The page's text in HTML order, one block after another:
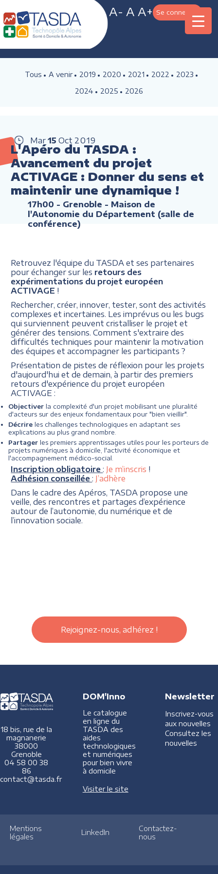
A- A A+ Se connecter
Tous A venir 2019 2020 2021 2022
2023
2024
2025 2026
Mar 15 Oct 2019
L'Apéro du TASDA :
Avancement du projet
ACTIVAGE : Donner du sens et
maintenir une dynamique !
17h00 - Grenoble - Maison de
l'Autonomie du Département (salle de
conférence)
Retrouvez l'équipe du TASDA et ses partenaires
pour échanger sur les retours des
expérimentations du projet européen
ACTIVAGE !
Rechercher, créer, innover, tester, sont des activités
complexes et incertaines. Les imprévus ou les bugs
qui surviennent peuvent cristalliser le projet et
générer des tensions. Comment s'extraire des
difficultés techniques pour maintenir la motivation
des équipes et accompagner les participants ?
Présentation de pistes de réflexion pour les projets
d'aujourd'hui et de demain, à partir des premiers
retours d'expérience du projet européen
ACTIVAGE :
Objectiver la complexité d'un projet mobilisant une pluralité
d'acteurs sur des enjeux fondamentaux pour "bien vieillir".
Décrire les challenges technologiques en adaptant ses
explications au plus grand nombre.
Partager les premiers apprentissages utiles pour les porteurs de
projets numériques à domicile, l'activité économique et
l'accompagnement médico-social.
Inscription obligatoire: Je m’inscris !
Adhésion conseillée: J’adhère
Dans le cadre des Apéros, TASDA propose une
veille, des rencontres et partages d’expérience
autour de l’autonomie, du numérique et de
l’innovation sociale.
Rejoignez-nous, adhérez !
18 bis, rue de la
magnanerie
38000
Grenoble
04 58 00 38
86
contact@tasda.fr
DOM'Inno
Le catalogue
en ligne du
TASDA des
aides
technologiques
et numériques
pour bien vivre
à domicile
Visiter le site
Newsletter
Inscrivez-vous
aux nouvelles
Consultez les
nouvelles
Mentions
légales
LinkedIn
Contactez-
nous